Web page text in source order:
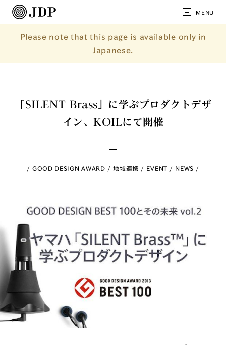
MENU
Please note that this page is available only in
Japanese.
「SILENT Brass」に学ぶプロダクトデザ
イン、KOILにて開催
GOOD DESIGN AWARD 地域連携 EVENT NEWS